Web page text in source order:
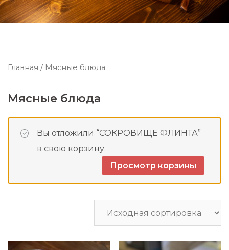
Главная / Мясные блюда
Мясные блюда
Вы отложили “СОКРОВИЩЕ ФЛИНТА”
в свою корзину.
Просмотр корзины